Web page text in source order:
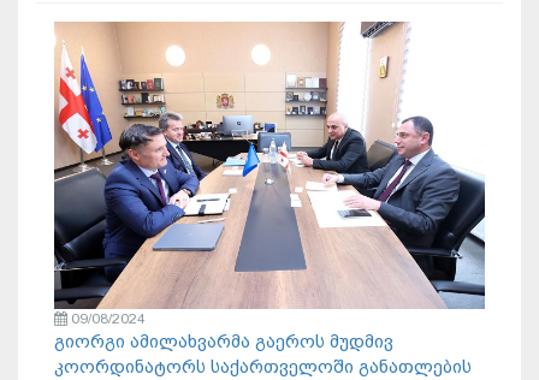
09/08/2024
გიორგი ამილახვარმა გაეროს მუდმივ
კოორდინატორს საქართველოში განათლების